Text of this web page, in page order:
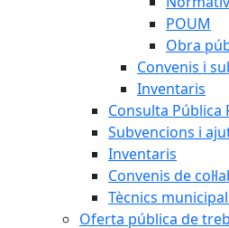
POUM
Obra
Convenis i
Inventaris
Consulta Pública
Subvencions i
Inventaris
Convenis de
Tècnics
Oferta pública de